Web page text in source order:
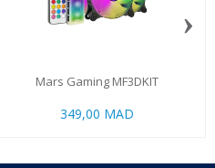
Mars Gaming MF3DKIT
349,00 MAD
›